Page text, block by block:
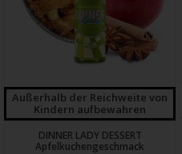
Außerhalb der Reichweite von
Kindern aufbewahren
DINNER LADY DESSERT
Apfelkuchengeschmack